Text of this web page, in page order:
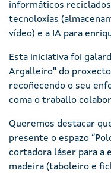
informáticos
tecnoloxías
vídeo) e a IA para
Esta iniciativa foi
Argalleiro" do
recoñecendo o seu
coma o traballo
Queremos destacar
presente o espazo
cortadora láser para a
madeira (taboleiro e